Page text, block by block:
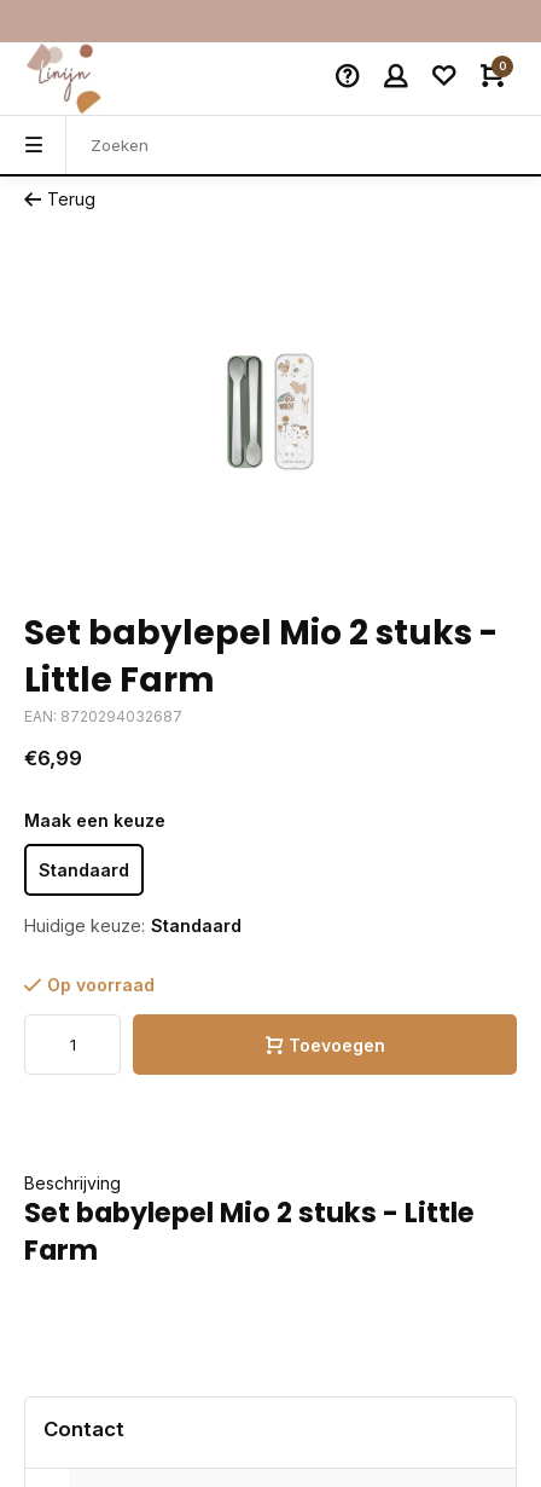
0
Terug
Set babylepel Mio 2 stuks -
Little Farm
EAN: 8720294032687
€6,99
Maak een keuze
Standaard
Huidige keuze: Standaard
Op voorraad
Toevoegen
Beschrijving
Set babylepel Mio 2 stuks - Little
Farm
Contact